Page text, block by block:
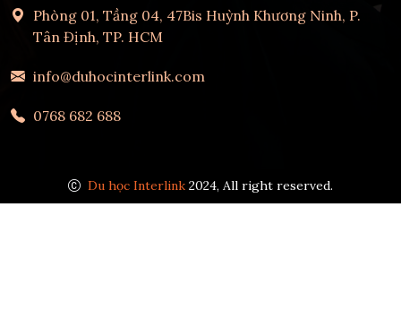
Phòng 01, Tầng 04, 47Bis Huỳnh Khương Ninh, P.
Tân Định, TP. HCM
info@duhocinterlink.com
0768 682 688
Du học Interlink 2024, All right reserved.